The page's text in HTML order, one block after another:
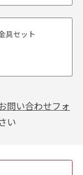
具セット
問い合わせフォ
い